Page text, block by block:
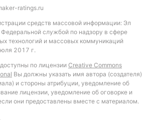
Подписаться
ratings.ru
средств массовой информации: Эл
службой по надзору в сфере
технологий и массовых коммуникаций
2017 г.
по лицензии Creative Commons
Вы должны указать имя автора (создателя)
и стороны атрибуции, уведомление об
лицензии, уведомление об оговорке и
они предоставлены вместе с материалом.